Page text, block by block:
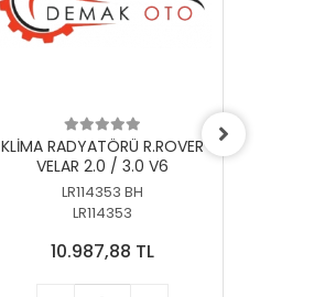
KLİMA RADYATÖRÜ R.ROVER
VELAR 2.0 / 3.0 V6
LR114353 BH
LR114353
10.987,88 TL